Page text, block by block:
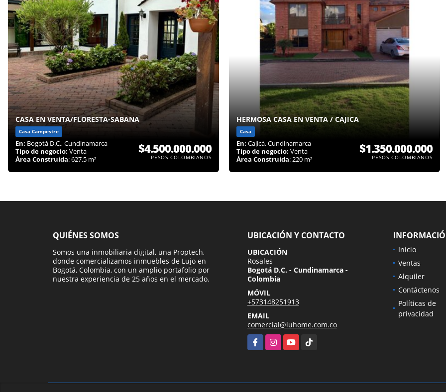
CASA EN VENTA/FLORESTA-SABANA
Casa Campestre
En: Bogotá D.C., Cundinamarca
Tipo de negocio: Venta
Área Construida: 627.5 m²
$4.500.000.000
PESOS COLOMBIANOS
HERMOSA CASA EN VENTA / CAJICA
Casa
En: Cajicá, Cundinamarca
Tipo de negocio: Venta
Área Construida: 220 m²
$1.350.000.000
PESOS COLOMBIANOS
QUIÉNES SOMOS
Somos una inmobiliaria digital, una Proptech,
donde comercializamos inmuebles de Lujo en
Bogotá, Colombia, con un amplio portafolio por
nuestra experiencia de 25 años en el mercado.
UBICACIÓN Y CONTACTO
UBICACIÓN
Rosales
Bogotá D.C. - Cundinamarca -
Colombia
MÓVIL
+573148251913
EMAIL
comercial@luhome.com.co
FacebookInstagramYouTubeTikTok
Inicio
Ventas
Alquiler
Contáctenos
Políticas de
privacidad